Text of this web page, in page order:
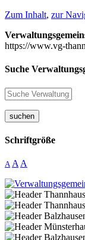
Zum Inhalt, zur
https://www.vg-
Suche
suchen
Schriftgröße
A A A